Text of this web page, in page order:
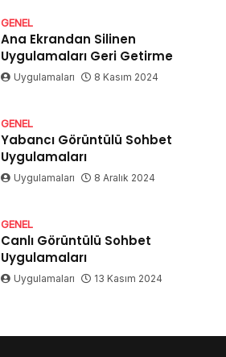
GENEL
Ana Ekrandan Silinen
Uygulamaları Geri Getirme
Uygulamaları 8 Kasım 2024
GENEL
Yabancı Görüntülü Sohbet
Uygulamaları
Uygulamaları 8 Aralık 2024
GENEL
Canlı Görüntülü Sohbet
Uygulamaları
Uygulamaları 13 Kasım 2024